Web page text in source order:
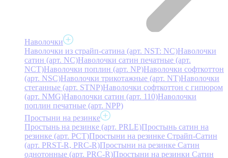
Наволочки
Наволочки из страйп-сатина (арт. NST: NC)Наволочки
сатин (арт. NC)Наволочки сатин печатные (арт.
NCT)Наволочки поплин (арт. NP)Наволочки софткоттон
(арт. NSC)Наволочки трикотажные (арт. NT)Наволочки
стеганные (арт. STNP)Наволочки софткоттон с гипюром
(арт. NMG)Наволочки сатин (арт. 110)Наволочки
поплин печатные (арт. NPP)
Простыни на резинке
Простынь на резинке (арт. PRLE)Простынь сатин на
резинке (арт. PCT)Простыни на резинке Страйп-Сатин
(арт. PRST-R, PRC-R)Простыни на резинке Сатин
однотонные (арт. PRC-R)Простыни на резинки Сатин